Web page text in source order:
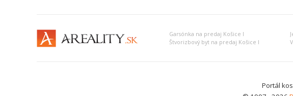
Garsónka na predaj Košice I
Štvorizbový byt na predaj Košice I
Portál